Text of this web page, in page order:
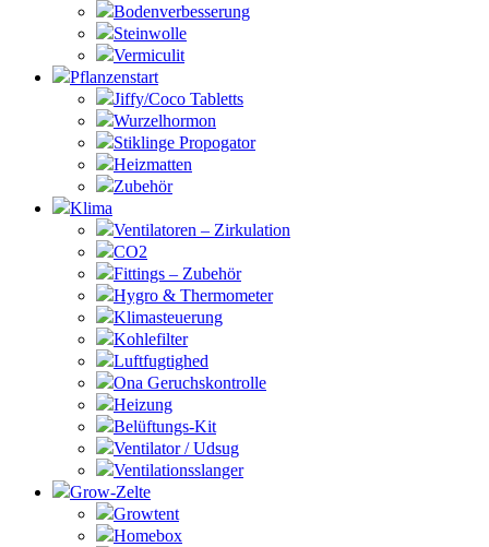
Bodenverbesserung
Steinwolle
Vermiculit
Pflanzenstart
Jiffy/Coco Tabletts
Wurzelhormon
Stiklinge Propogator
Heizmatten
Zubehör
Klima
Ventilatoren – Zirkulation
CO2
Fittings – Zubehör
Hygro & Thermometer
Klimasteuerung
Kohlefilter
Luftfugtighed
Ona Geruchskontrolle
Heizung
Belüftungs-Kit
Ventilator / Udsug
Ventilationsslanger
Grow-Zelte
Growtent
Homebox